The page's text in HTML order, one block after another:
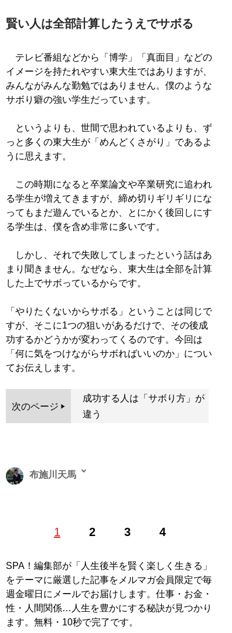
賢い人は全部計算したうえでサボる
テレビ番組などから「博学」「真面目」などの
イメージを持たれやすい東大生ではありますが、
みんながみんな勤勉ではありません。僕のような
サボり癖の強い学生だっています。
というよりも、世間で思われているよりも、ず
っと多くの東大生が「めんどくさがり」であるよ
うに思えます。
この時期になると卒業論文や卒業研究に追われ
る学生が増えてきますが、締め切りギリギリにな
ってもまだ遊んでいるとか、とにかく後回しにす
る学生は、僕を含め非常に多いです。
しかし、それで失敗してしまったという話はあ
まり聞きません。なぜなら、東大生は全部を計算
した上でサボっているからです。
「やりたくないからサボる」ということは同じで
すが、そこに1つの狙いがあるだけで、その後成
功するかどうかが変わってくるのです。今回は
「何に気をつけながらサボればいいのか」につい
てお伝えします。
次のページ
成功する人は「サボり方」が
違う
1 2 3 4
布施川天馬
団」評議員。 1997年生まれ。世帯年収300万円台の家庭
末東大合格を果たす。著書に最小コストで結果を出すノ
ウハウを体系化した『
東大式節約勉強法 』、膨大な範囲
と量の受験勉強をする中で気がついた「コスパを極限ま
で高める時間の使い方」を解説した『 東大式時間術
』な
ど。
株式会社カルペ・ディエム にて、お金と時間をかけ
ない「省エネスタイルの勉強法」などを伝える。
SPA！編集部が「人生後半を賢く楽しく生きる」
をテーマに厳選した記事をメルマガ会員限定で毎
週金曜日にメールでお届けします。仕事・お金・
性・人間関係…人生を豊かにする秘訣が見つかり
ます。無料・10秒で完了です。